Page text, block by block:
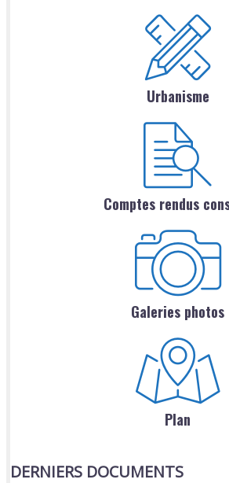
Urbanisme
Comptes rendus
Galeries photos
Plan
DERNIERS DOCUMENTS